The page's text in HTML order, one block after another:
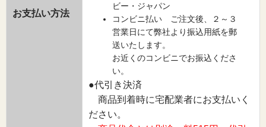
お支払い方法
ビー・ジャパン
コンビニ払い ご注文後、２～３
営業日にて弊社より振込用紙を郵
送いたします。
お近くのコンビニでお振込くださ
い。
●代引き決済
商品到着時に宅配業者にお支払いく
ださい。